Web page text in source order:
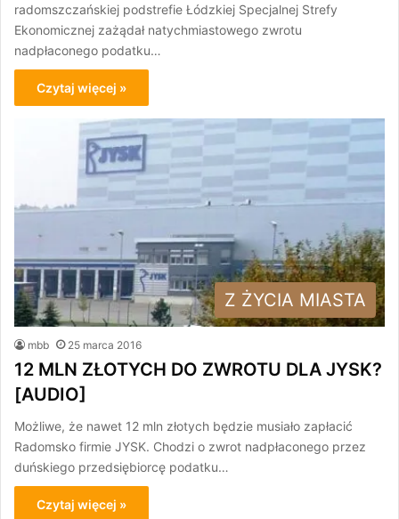
radomszczańskiej podstrefie Łódzkiej Specjalnej Strefy
Ekonomicznej zażądał natychmiastowego zwrotu
nadpłaconego podatku…
Czytaj więcej »
Z ŻYCIA MIASTA
mbb 25 marca 2016
12 MLN ZŁOTYCH DO ZWROTU DLA JYSK?
[AUDIO]
Możliwe, że nawet 12 mln złotych będzie musiało zapłacić
Radomsko firmie JYSK. Chodzi o zwrot nadpłaconego przez
duńskiego przedsiębiorcę podatku…
Czytaj więcej »